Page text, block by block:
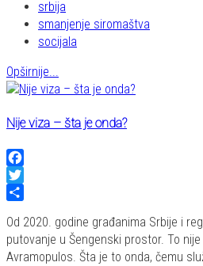
srbija
smanjenje siromaštva
socijala
Opširnije...
Nije viza – šta je onda?
Facebook
Twitter
Od 2020. godine građanima Srbije i
putovanje u Šengenski prostor. To
Avramopulos. Šta je to onda, čemu